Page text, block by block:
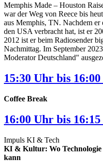
Memphis Made – Houston
war der Weg von Reece bis
aus Memphis, TN. Nachdem
den USA verbracht hat, ist er
2012 ist er beim Radiosender
Nachmittag. Im September
Moderator Deutschland"
15:30 Uhr bis
Coffee Break
16:00 Uhr bis
Impuls KI & Tech
KI & Kultur: Wo
kann